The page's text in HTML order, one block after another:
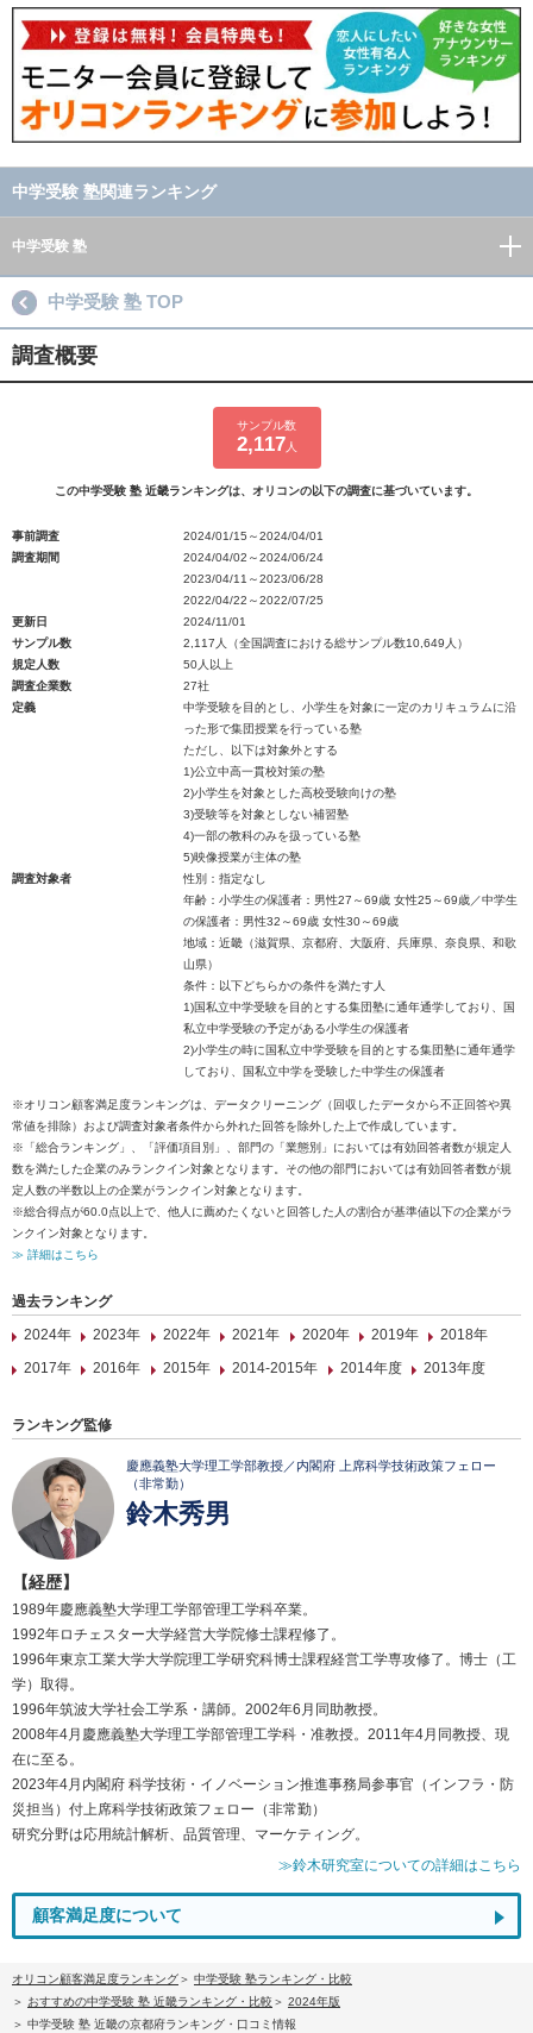
中学受験 塾関連ランキング
中学受験 塾
中学受験 塾 TOP
調査概要
サンプル数
2,117 人
この中学受験 塾 近畿ランキングは、オリコンの以下の調査に基づいています。
事前調査
2024/01/15～2024/04/01
調査期間
2024/04/02～2024/06/24
2023/04/11～2023/06/28
2022/04/22～2022/07/25
更新日
2024/11/01
サンプル数
2,117人（全国調査における総サンプル数10,649人）
規定人数
50人以上
調査企業数
27社
定義
中学受験を目的とし、小学生を対象に一定のカリキュラムに沿
った形で集団授業を行っている塾
ただし、以下は対象外とする
1)公立中高一貫校対策の塾
2)小学生を対象とした高校受験向けの塾
3)受験等を対象としない補習塾
4)一部の教科のみを扱っている塾
5)映像授業が主体の塾
調査対象者
性別：指定なし
年齢：小学生の保護者：男性27～69歳 女性25～69歳／中学生
の保護者：男性32～69歳 女性30～69歳
地域：近畿（滋賀県、京都府、大阪府、兵庫県、奈良県、和歌
山県）
条件：以下どちらかの条件を満たす人
1)国私立中学受験を目的とする集団塾に通年通学しており、国
私立中学受験の予定がある小学生の保護者
2)小学生の時に国私立中学受験を目的とする集団塾に通年通学
しており、国私立中学を受験した中学生の保護者
※オリコン顧客満足度ランキングは、データクリーニング（回収したデータから不正回答や異
常値を排除）および調査対象者条件から外れた回答を除外した上で作成しています。
※「総合ランキング」、「評価項目別」、部門の「業態別」においては有効回答者数が規定人
数を満たした企業のみランクイン対象となります。その他の部門においては有効回答者数が規
定人数の半数以上の企業がランクイン対象となります。
※総合得点が60.0点以上で、他人に薦めたくないと回答した人の割合が基準値以下の企業がラ
ンクイン対象となります。
≫ 詳細はこちら
過去ランキング
2024年
2023年 2022年 2021年 2020年 2019年
2018年
2017年
2016年 2015年 2014-2015年 2014年度 2013年度
ランキング監修
慶應義塾大学理工学部教授／内閣府 上席科学技術政策フェロー
（非常勤）
鈴木秀男
【経歴】
1989年慶應義塾大学理工学部管理工学科卒業。
1992年ロチェスター大学経営大学院修士課程修了。
1996年東京工業大学大学院理工学研究科博士課程経営工学専攻修了。博士（工
学）取得。
1996年筑波大学社会工学系・講師。2002年6月同助教授。
2008年4月慶應義塾大学理工学部管理工学科・准教授。2011年4月同教授、現
在に至る。
2023年4月内閣府 科学技術・イノベーション推進事務局参事官（インフラ・防
災担当）付上席科学技術政策フェロー（非常勤）
研究分野は応用統計解析、品質管理、マーケティング。
≫鈴木研究室についての詳細はこちら
顧客満足度について
オリコン顧客満足度ランキング
中学受験 塾ランキング・比較
おすすめの中学受験 塾 近畿ランキング・比較
2024年版
中学受験 塾 近畿の京都府ランキング・口コミ情報